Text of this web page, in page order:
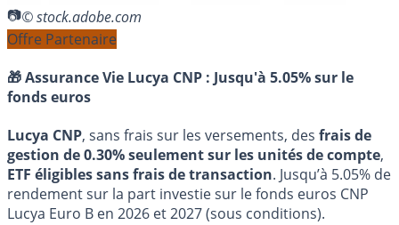
© stock.adobe.com
Offre Partenaire
🎁 Assurance Vie Lucya CNP : Jusqu'à 5.05% sur le
fonds euros
Lucya CNP, sans frais sur les versements, des frais de
gestion de 0.30% seulement sur les unités de compte,
ETF éligibles sans frais de transaction. Jusqu’à 5.05% de
rendement sur la part investie sur le fonds euros CNP
Lucya Euro B en 2026 et 2027 (sous conditions).